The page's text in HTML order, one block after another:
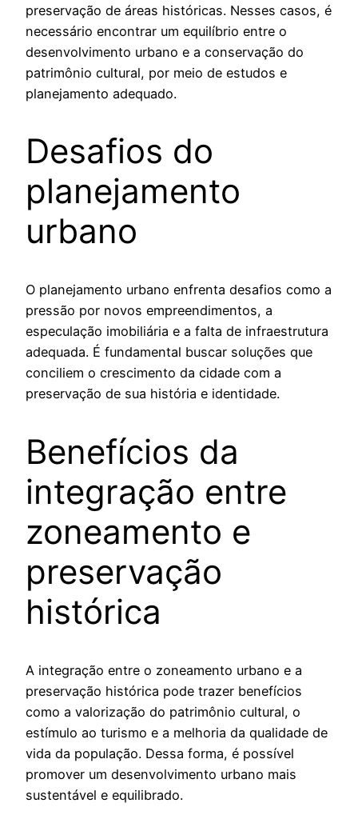
preservação de áreas históricas. Nesses casos, é
necessário encontrar um equilíbrio entre o
desenvolvimento urbano e a conservação do
patrimônio cultural, por meio de estudos e
planejamento adequado.
Desafios do
planejamento
urbano
O planejamento urbano enfrenta desafios como a
pressão por novos empreendimentos, a
especulação imobiliária e a falta de infraestrutura
adequada. É fundamental buscar soluções que
conciliem o crescimento da cidade com a
preservação de sua história e identidade.
Benefícios da
integração entre
zoneamento e
preservação
histórica
A integração entre o zoneamento urbano e a
preservação histórica pode trazer benefícios
como a valorização do patrimônio cultural, o
estímulo ao turismo e a melhoria da qualidade de
vida da população. Dessa forma, é possível
promover um desenvolvimento urbano mais
sustentável e equilibrado.